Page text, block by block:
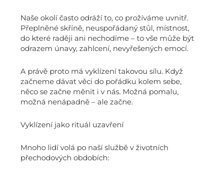
Naše okolí často odráží to, co prožíváme uvnitř.
Přeplněné skříně, neuspořádaný stůl, místnost,
do které raději ani nechodíme – to vše může být
odrazem únavy, zahlcení, nevyřešených emocí.
A právě proto má vyklízení takovou sílu. Když
začneme dávat věci do pořádku kolem sebe,
něco se začne měnit i v nás. Možná pomalu,
možná nenápadně – ale začne.
Vyklízení jako rituál uzavření
Mnoho lidí volá po naší službě v životních
přechodových obdobích: